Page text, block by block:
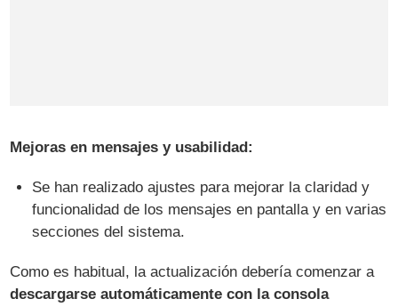
Mejoras en mensajes y usabilidad:
Se han realizado ajustes para mejorar la claridad y
funcionalidad de los mensajes en pantalla y en varias
secciones del sistema.
Como es habitual, la actualización debería comenzar a
descargarse automáticamente con la consola